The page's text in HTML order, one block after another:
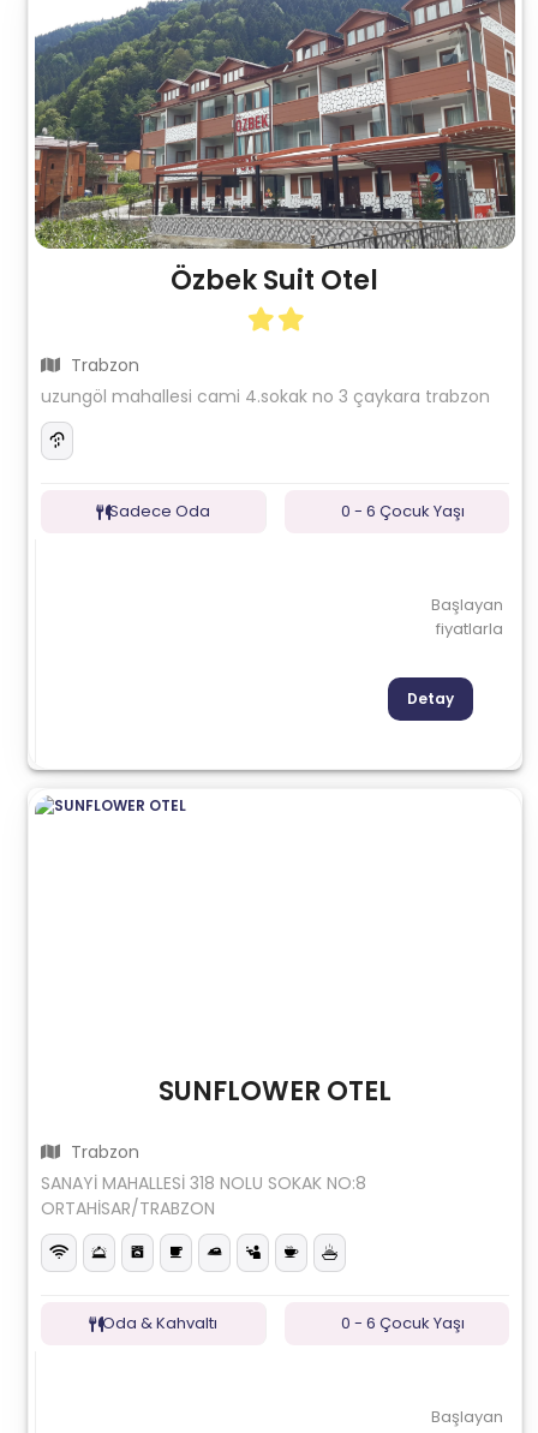
Özbek Suit Otel
Trabzon
uzungöl mahallesi cami 4.sokak no 3 çaykara trabzon
Sadece Oda 0 - 6 Çocuk Yaşı
Başlayan
fiyatlarla
Detay
SUNFLOWER OTEL
Trabzon
SANAYİ MAHALLESİ 318 NOLU SOKAK NO:8
ORTAHİSAR/TRABZON
Oda & Kahvaltı 0 - 6 Çocuk Yaşı
Başlayan